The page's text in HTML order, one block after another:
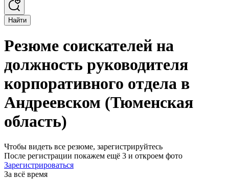
Найти
Резюме соискателей на
должность руководителя
корпоративного отдела в
Андреевском (Тюменская
область)
Чтобы видеть все резюме, зарегистрируйтесь
После регистрации покажем ещё 3 и откроем фото
Зарегистрироваться
За всё время